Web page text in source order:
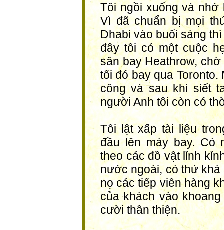
Tôi ngồi xuống và
Vì đã chuẩn bị mọi
Dhabi vào buổi sáng
đây tôi có một cuộc
sân bay Heathrow,
tối đó bay qua
công và sau khi siết
người Anh tôi còn có
Tôi lật xấp tài liệu
đầu lên máy bay. Có
theo các đồ vật lỉnh
nước ngoài, có thứ
nọ các tiếp viên hàng
của khách vào
cười thân thiện.